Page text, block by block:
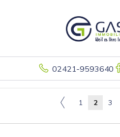
02421-9593640
1 2 3